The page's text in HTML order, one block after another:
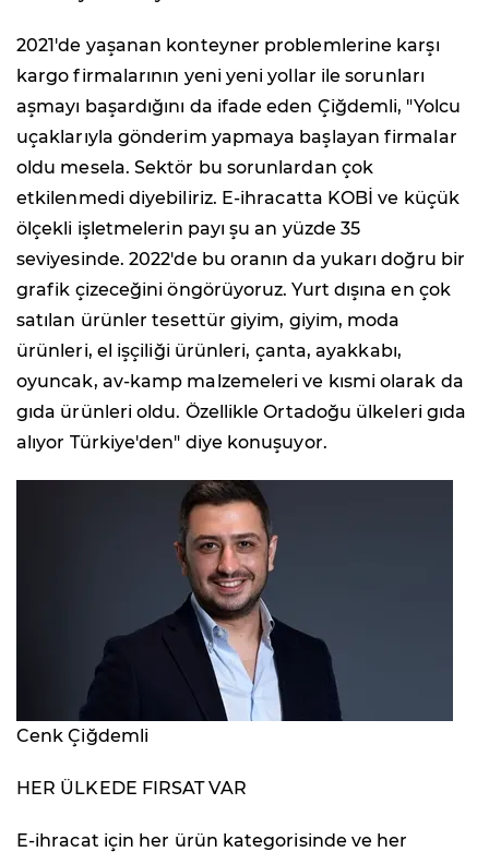
2021'de yaşanan konteyner problemlerine karşı
kargo firmalarının yeni yeni yollar ile sorunları
aşmayı başardığını da ifade eden Çiğdemli, "Yolcu
uçaklarıyla gönderim yapmaya başlayan firmalar
oldu mesela. Sektör bu sorunlardan çok
etkilenmedi diyebiliriz. E-ihracatta KOBİ ve küçük
ölçekli işletmelerin payı şu an yüzde 35
seviyesinde. 2022'de bu oranın da yukarı doğru bir
grafik çizeceğini öngörüyoruz. Yurt dışına en çok
satılan ürünler tesettür giyim, giyim, moda
ürünleri, el işçiliği ürünleri, çanta, ayakkabı,
oyuncak, av-kamp malzemeleri ve kısmi olarak da
gıda ürünleri oldu. Özellikle Ortadoğu ülkeleri gıda
alıyor Türkiye'den" diye konuşuyor.
Cenk Çiğdemli
HER ÜLKEDE FIRSAT VAR
E-ihracat için her ürün kategorisinde ve her